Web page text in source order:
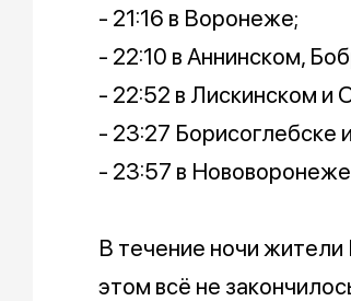
- 21:16 в Воронеже;
- 22:10 в Аннинском,
- 22:52 в Лискинском и
- 23:27 Борисоглебске
- 23:57 в
В течение ночи
этом всё не